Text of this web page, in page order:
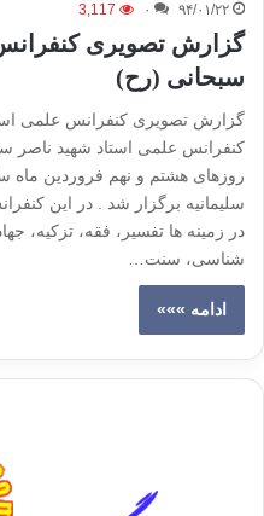
۹۴/۰۱/۲۲ ۰ 3,117
گزارش تصویری
سبحانی (رح)
گزارش تصویری کنفرانس علمی
کنفرانس علمی استاد شهید ناصر
روزهای هشتم و نهم فروردین ماه
سلیمانیه برگزار شد . در این
در زمینه ها تفسیر، فقه، تزکیه،
شناسی، سنت…
ادامه »»»